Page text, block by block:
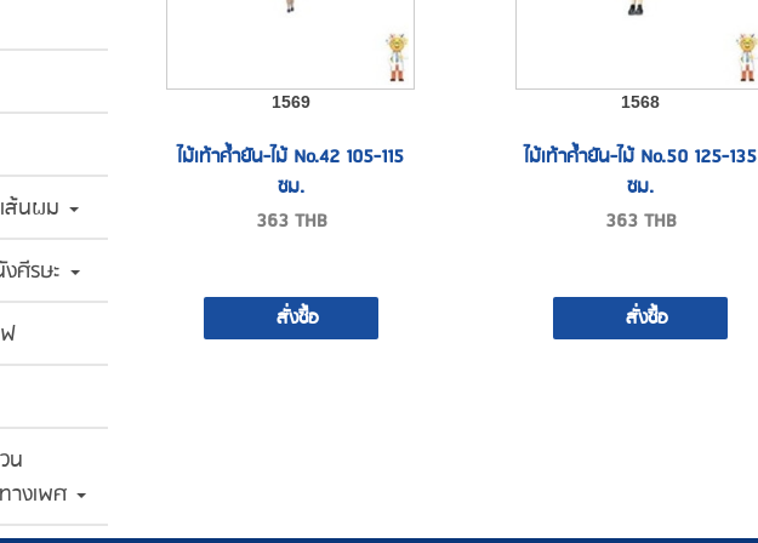
ส้นผม
ศีรษะ
น
างเพศ
1569
ไม้เท้าค้ำยัน-ไม้ No.42 105-115
ซม.
363THB
สั่งซื้อ
1568
ไม้เท้าค้ำยัน-ไม้ No.50 125-135
ซม.
363THB
สั่งซื้อ